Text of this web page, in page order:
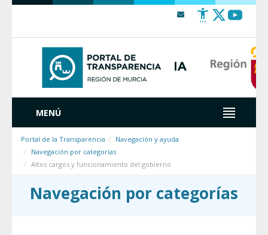
Saltar al contenido
MENÚ
Portal de la Transparencia
Navegación y ayuda
Navegación por categorías
Altos cargos y funcionamiento del gobierno
Navegación por categorías